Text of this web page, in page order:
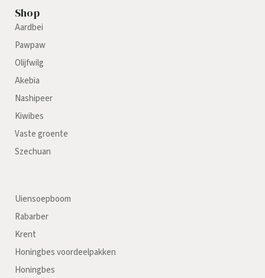
Shop
Aardbei
Pawpaw
Olijfwilg
Akebia
Nashipeer
Kiwibes
Vaste groente
Szechuan
Uiensoepboom
Rabarber
Krent
Honingbes voordeelpakken
Honingbes